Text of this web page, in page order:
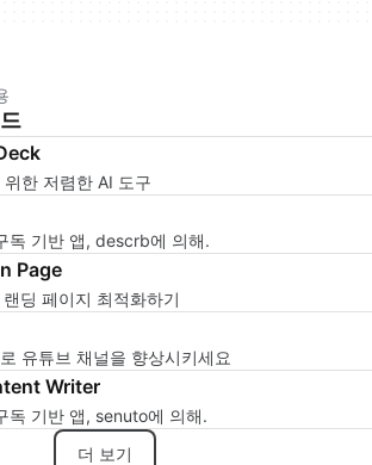
한 저렴한 AI 도구
독 기반 앱, descrb에 의해.
Page
딩 페이지 최적화하기
유튜브 채널을 향상시키세요
Writer
독 기반 앱, senuto에 의해.
더 보기